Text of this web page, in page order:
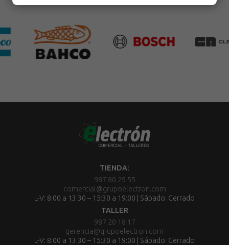
TIENDA:
987 80 29 55
comercial@grupoelectron.com
L-V: 8:00 a 13:30 – 15:30 a 19:00 | Sábado: Cerrado
TALLER
987 20 18 17
gerencia@grupoelectron.com
L-V: 8:00 a 13:30 – 15:30 a 19:00 | Sábado: Cerrado